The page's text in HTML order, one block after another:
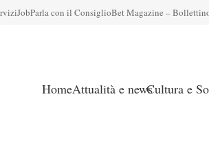
JobParla con il ConsiglioBet Magazine –
HomeAttualità e newsCultura e